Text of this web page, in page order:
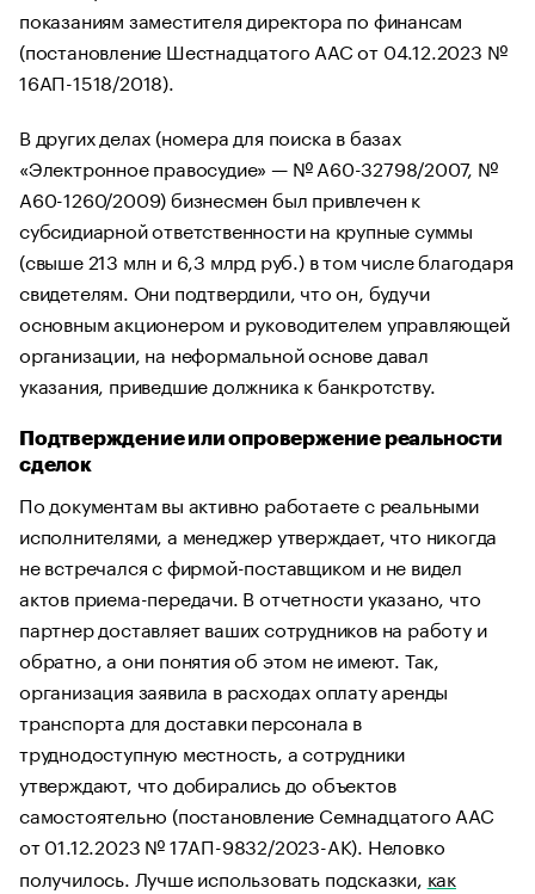
показаниям заместителя директора по финансам
(постановление Шестнадцатого ААС от 04.12.2023 №
16АП-1518/2018).
В других делах (номера для поиска в базах
«Электронное правосудие» — № А60-32798/2007, №
А60-1260/2009) бизнесмен был привлечен к
субсидиарной ответственности на крупные суммы
(свыше 213 млн и 6,3 млрд руб.) в том числе благодаря
свидетелям. Они подтвердили, что он, будучи
основным акционером и руководителем управляющей
организации, на неформальной основе давал
указания, приведшие должника к банкротству.
Подтверждение или опровержение реальности
сделок
По документам вы активно работаете с реальными
исполнителями, а менеджер утверждает, что никогда
не встречался с фирмой-поставщиком и не видел
актов приема-передачи. В отчетности указано, что
партнер доставляет ваших сотрудников на работу и
обратно, а они понятия об этом не имеют. Так,
организация заявила в расходах оплату аренды
транспорта для доставки персонала в
труднодоступную местность, а сотрудники
утверждают, что добирались до объектов
самостоятельно (постановление Семнадцатого ААС
от 01.12.2023 № 17АП-9832/2023-АК). Неловко
получилось. Лучше использовать подсказки, как